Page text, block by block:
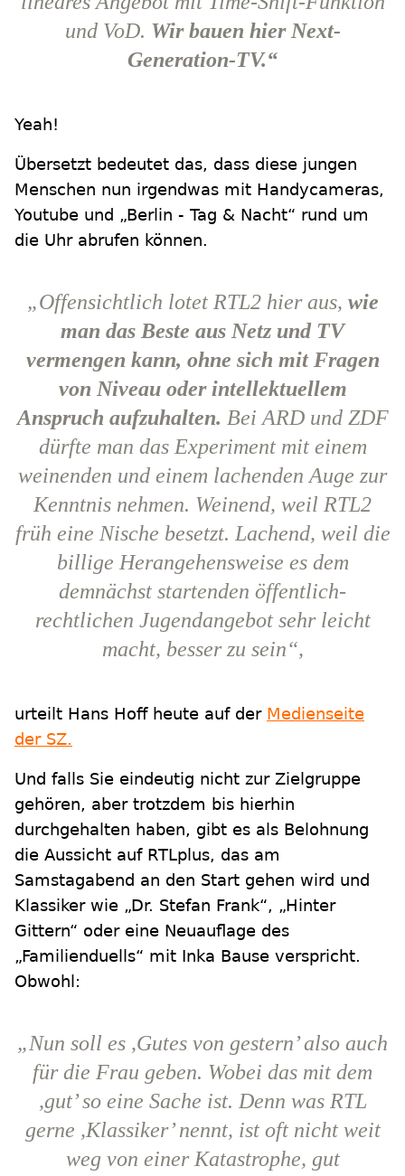
und VoD. Wir bauen hier Next-
Generation-TV.“
Yeah!
Übersetzt bedeutet das, dass diese jungen
Menschen nun irgendwas mit Handycameras,
Youtube und „Berlin - Tag & Nacht“ rund um
die Uhr abrufen können.
„Offensichtlich lotet RTL2 hier aus, wie
man das Beste aus Netz und TV
vermengen kann, ohne sich mit Fragen
von Niveau oder intellektuellem
Anspruch aufzuhalten. Bei ARD und ZDF
dürfte man das Experiment mit einem
weinenden und einem lachenden Auge zur
Kenntnis nehmen. Weinend, weil RTL2
früh eine Nische besetzt. Lachend, weil die
billige Herangehensweise es dem
demnächst startenden öffentlich-
rechtlichen Jugendangebot sehr leicht
macht, besser zu sein“,
urteilt Hans Hoff heute auf der Medienseite
der SZ.
Und falls Sie eindeutig nicht zur Zielgruppe
gehören, aber trotzdem bis hierhin
durchgehalten haben, gibt es als Belohnung
die Aussicht auf RTLplus, das am
Samstagabend an den Start gehen wird und
Klassiker wie „Dr. Stefan Frank“, „Hinter
Gittern“ oder eine Neuauflage des
„Familienduells“ mit Inka Bause verspricht.
Obwohl:
„Nun soll es ,Gutes von gestern’ also auch
für die Frau geben. Wobei das mit dem
,gut’ so eine Sache ist. Denn was RTL
gerne ,Klassiker’ nennt, ist oft nicht weit
weg von einer Katastrophe, gut